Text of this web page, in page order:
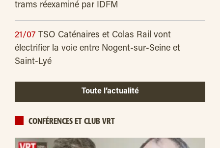
trams réexaminé par IDFM
21/07 TSO Caténaires et Colas Rail vont
électrifier la voie entre Nogent-sur-Seine et
Saint-Lyé
Toute l’actualité
CONFÉRENCES ET CLUB VRT